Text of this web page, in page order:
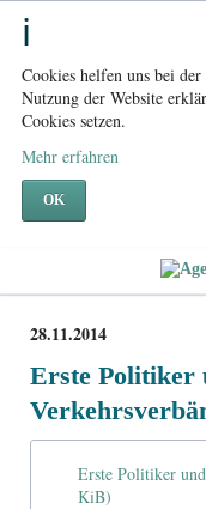
Cookies helfen uns bei
Nutzung der Website
Cookies setzen.
Mehr erfahren
OK
28.11.2014
Erste Politiker
Erste Politiker
KiB)